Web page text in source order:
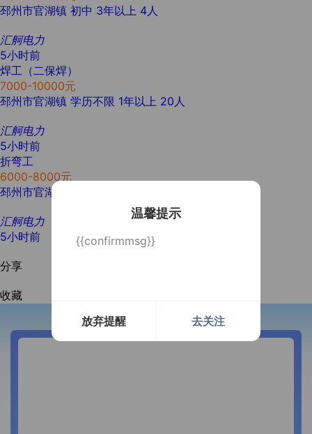
邳州市官湖镇 初中 3年以上 4人
汇舸电力
5小时前
焊工（二保焊）
7000-10000元
邳州市官湖镇 学历不限 1年以上 20人
汇舸电力
5小时前
折弯工
6000-8000元
邳州市官湖镇
汇舸电力
5小时前
分享
收藏
温馨提示
{{confirmmsg}}
放弃提醒 去关注